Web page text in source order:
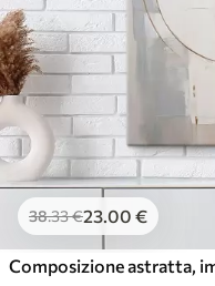
38.33€23.00 €